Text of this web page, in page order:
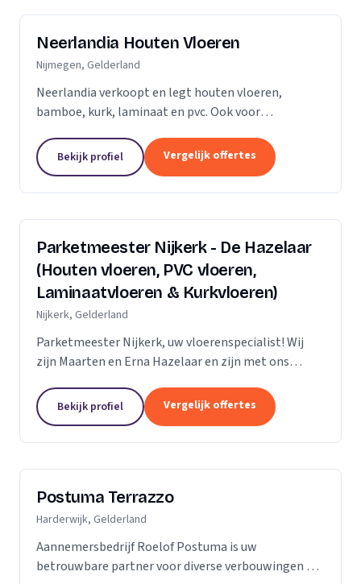
Neerlandia Houten Vloeren
Nijmegen, Gelderland
Neerlandia verkoopt en legt houten vloeren,
bamboe, kurk, laminaat en pvc. Ook voor
kunt u bij ons terecht! Neerlandia is een
familiebedrijf in Nijmegen...
Bekijk profiel Vergelijk offertes
Parketmeester Nijkerk - De Hazelaar
(Houten vloeren, PVC vloeren,
Laminaatvloeren & Kurkvloeren)
Nijkerk, Gelderland
Parketmeester Nijkerk, uw vloerenspecialist! Wij
zijn Maarten en Erna Hazelaar en zijn met ons
aangesloten, omdat deze organisatie staat voor
zelfstandige...
Bekijk profiel Vergelijk offertes
Postuma Terrazzo
Harderwijk, Gelderland
Aannemersbedrijf Roelof Postuma is uw
betrouwbare partner voor diverse verbouwingen en